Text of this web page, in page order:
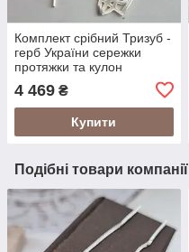
Комплект срібний Тризуб -
герб України сережки
протяжки та кулон
4 469 ₴
Купити
Подібні товари компанії